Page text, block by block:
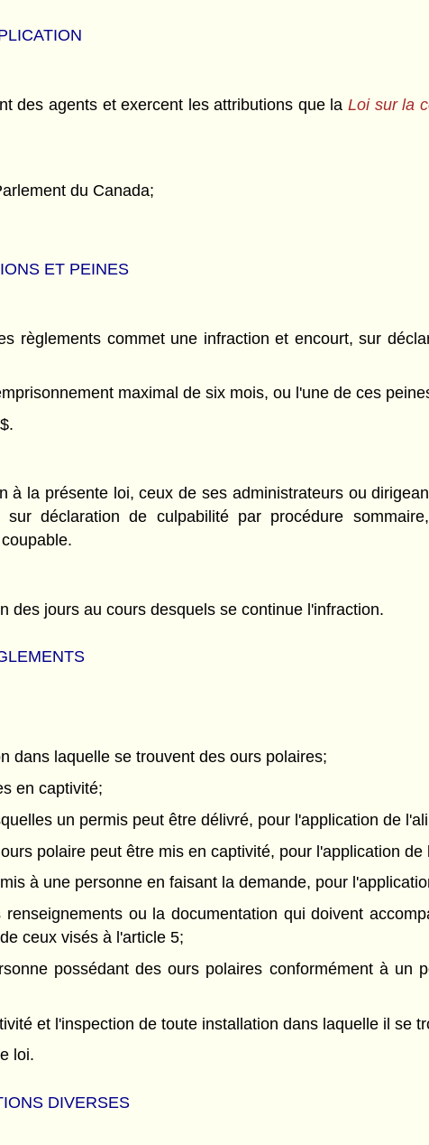
des agents et exercent les attributions que laLoi sur la
du Canada;
ET PEINES
règlements commet une infraction et encourt, sur
maximal de six mois, ou l'une de ces
la présente loi, ceux de ses administrateurs ou
déclaration de culpabilité par procédure
des jours au cours desquels se continue l'infraction.
dans laquelle se trouvent des ours polaires;
en captivité;
un permis peut être délivré, pour l'application de
polaire peut être mis en captivité, pour l'application de
à une personne en faisant la demande, pour
ou la documentation qui doivent
ceux visés à l'article 5;
possédant des ours polaires conformément à un
et l'inspection de toute installation dans laquelle il se
loi.
DIVERSES